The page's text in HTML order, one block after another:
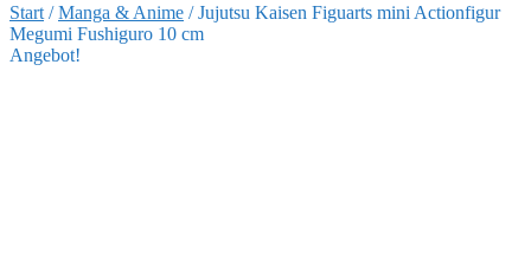
Start /Manga & Anime /Jujutsu Kaisen Figuarts mini Actionfigur
Megumi Fushiguro 10 cm
Angebot!